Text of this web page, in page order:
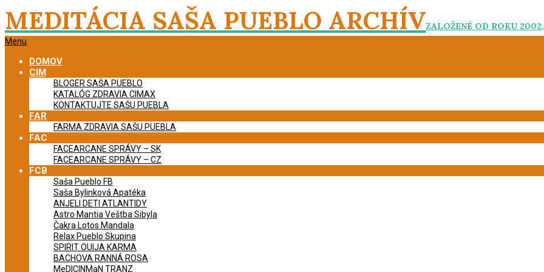
Skip
to
content
MEDITÁCIA SAŠA PUEBLO ARCHÍVZALOŽENÉ OD ROKU
Primary
Menu
Menu
DOMOV
CIM
BLOGER SAŠA PUEBLO
KATALÓG ZDRAVIA CIMAX
KONTAKTUJTE SAŠU PUEBLA
FAR
FARMA ZDRAVIA SAŠU PUEBLA
FAC
FACEARCANE SPRÁVY – SK
FACEARCANE SPRÁVY – CZ
FCB
Saša Pueblo FB
Saša Bylinková Apatéka
ANJELI DETI ATLANTIDY
Astro Mantia Veštba Sibyla
Čakra Lotos Mandala
Relax Pueblo Skupina
SPIRIT OUIJA KARMA
BACHOVA RANNÁ ROSA
MeDICINMaN TRANZ